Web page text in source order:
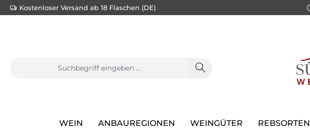
springen Zur Hauptnavigation springen
Kostenloser Versand ab 18 Flaschen (DE)
WEIN ANBAUREGIONEN WEINGÜTER REBSORTEN